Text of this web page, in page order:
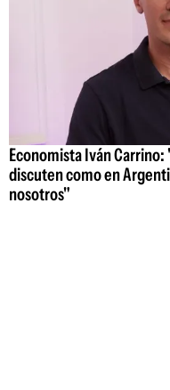
Economista Iván Carrino:
discuten como en
nosotros"